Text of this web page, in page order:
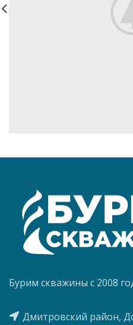
Бурим скважины с 2008
Дмитровский район,